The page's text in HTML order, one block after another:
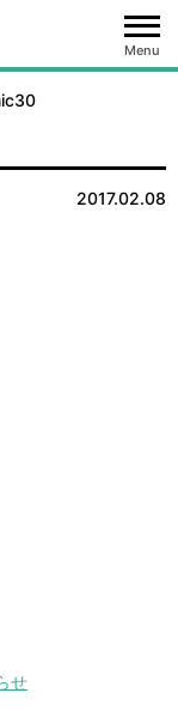
Menu
2017.02.08
せ